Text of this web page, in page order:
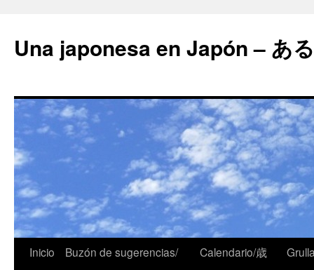
Una japonesa en Japón – あ
Inicio
Buzón de sugerencias/
Calendario/歳